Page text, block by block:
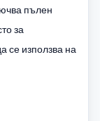
пълен
за
се използва на